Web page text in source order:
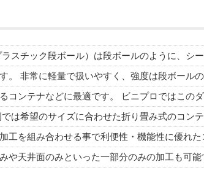
スチック段ボール）は段ボールのように、シ
。 非常に軽量で扱いやすく、強度は段ボール
コンテナなどに最適です。 ビニプロではこの
は希望のサイズに合わせた折り畳み式のコン
工を組み合わせる事で利便性・機能性に優れ
や天井面のみといった一部分のみの加工も可